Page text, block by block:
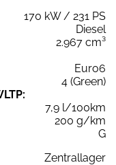
170 kW / 231 PS
Diesel
2.967 cm³
Euro6
4 (Green)
7,9 l/100km
200 g/km
G
Zentrallager